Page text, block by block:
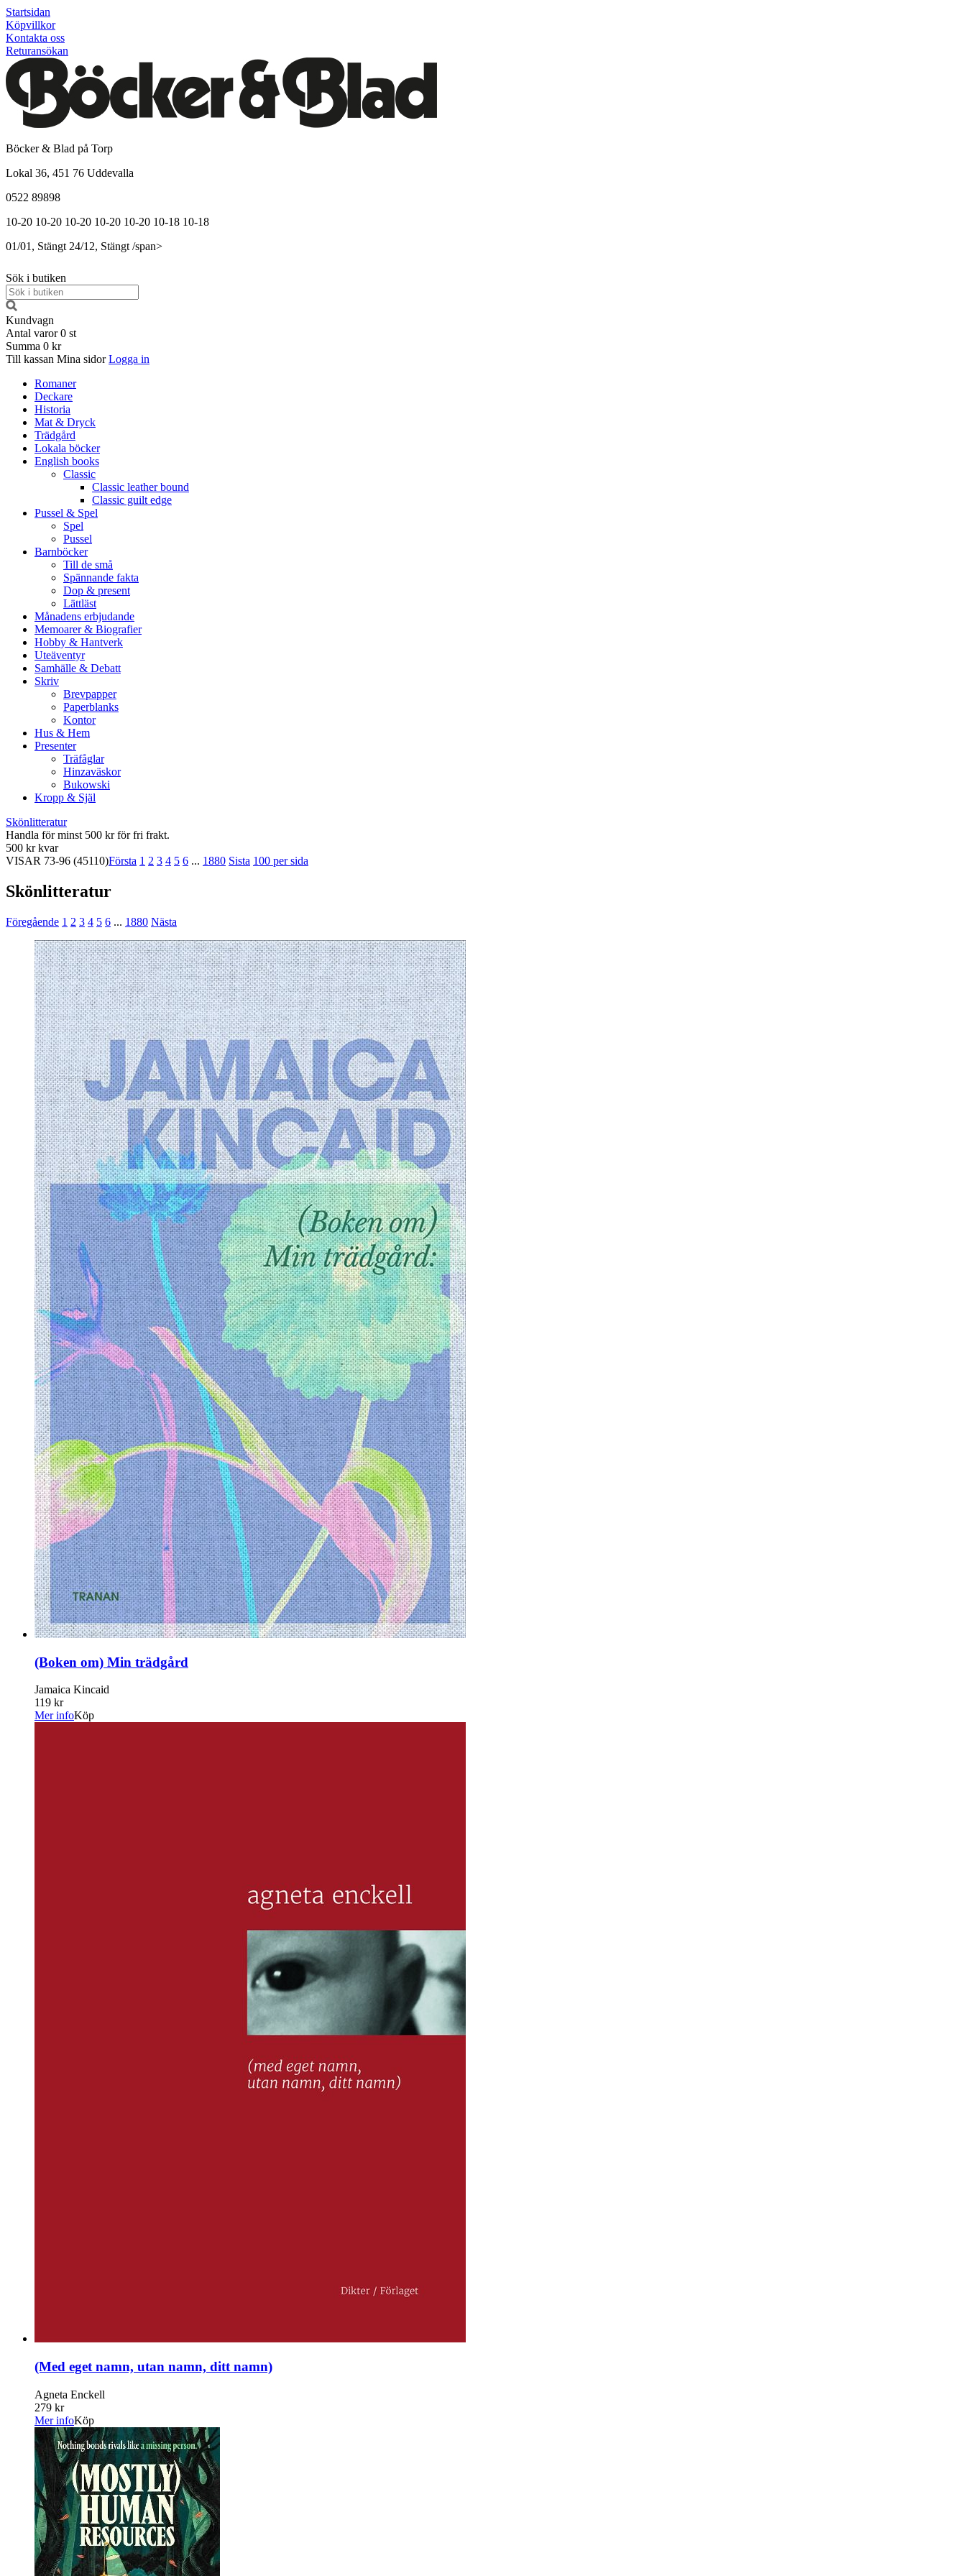
Startsidan
Köpvillkor
Kontakta oss
Returansökan
Böcker & Blad på Torp
Lokal 36, 451 76 Uddevalla
0522 89898
10-20 10-20 10-20 10-20 10-20 10-18 10-18
01/01, Stängt 24/12, Stängt /span>
Sök i butiken
Kundvagn
Antal varor 0 st
Summa 0 kr
Till kassan Mina sidor Logga in
Romaner
Deckare
Historia
Mat & Dryck
Trädgård
Lokala böcker
English books
Classic
Classic leather bound
Classic guilt edge
Pussel & Spel
Spel
Pussel
Barnböcker
Till de små
Spännande fakta
Dop & present
Lättläst
Månadens erbjudande
Memoarer & Biografier
Hobby & Hantverk
Uteäventyr
Samhälle & Debatt
Skriv
Brevpapper
Paperblanks
Kontor
Hus & Hem
Presenter
Träfåglar
Hinzaväskor
Bukowski
Kropp & Själ
Skönlitteratur
Handla för minst 500 kr för fri frakt.
500 kr kvar
VISAR 73-96 (45110)Första 1 2 3 4 5 6 ... 1880 Sista 100 per sida
Skönlitteratur
Föregående 1 2 3 4 5 6 ... 1880 Nästa
(Boken om) Min trädgård
Jamaica Kincaid
119 kr
Mer infoKöp
(Med eget namn, utan namn, ditt namn)
Agneta Enckell
279 kr
Mer infoKöp